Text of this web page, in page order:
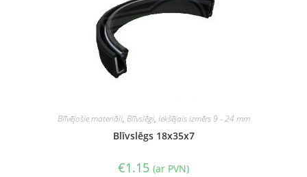
Blīvējošie materiāli, Blīvslēgi, Iekšējais izmērs 9 - 24 mm
Blīvslēgs 18x35x7
€1.15 (ar PVN)